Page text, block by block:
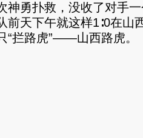
神勇扑救，没收了对手
前天下午就这样1∶0在山
“拦路虎”——山西路虎。